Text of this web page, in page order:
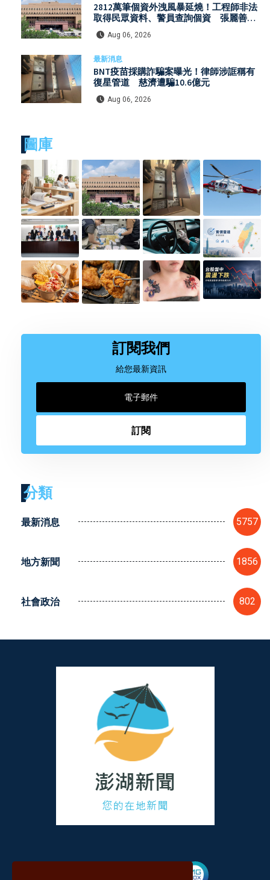
2812萬筆個資外洩風暴延燒！工程師非法
取得民眾資料、警員查詢個資 張麗善赴
日行程洩密案引發國安與資安關注
Aug 06, 2026
最新消息
BNT疫苗採購詐騙案曝光！律師涉誆稱有
復星管道 慈濟遭騙10.6億元
Aug 06, 2026
圖庫
訂閱我們
給您最新資訊
訂閱
分類
最新消息 5757
地方新聞 1856
社會政治 802